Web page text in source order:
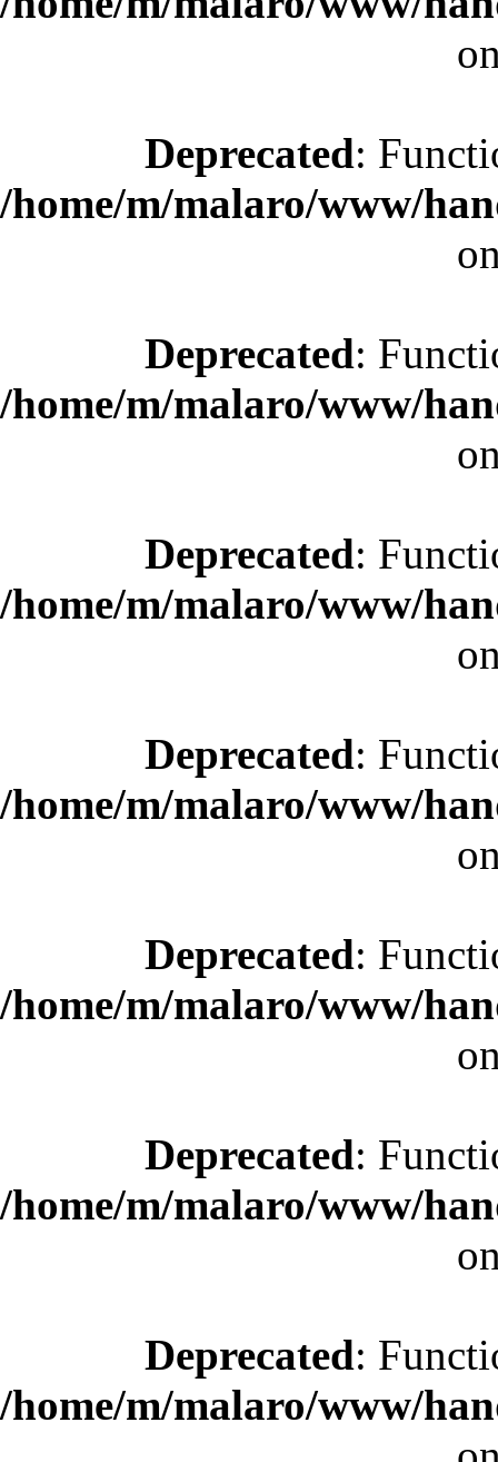
Deprecated:
/home/m/malaro/www/
Deprecated:
/home/m/malaro/www/
Deprecated:
/home/m/malaro/www/
Deprecated:
/home/m/malaro/www/
Deprecated:
/home/m/malaro/www/
Deprecated:
/home/m/malaro/www/
Deprecated:
/home/m/malaro/www/